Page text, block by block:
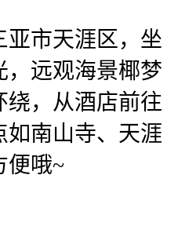
亚市天涯区，坐
，远观海景椰梦
绕，从酒店前往
如南山寺、天涯
便哦~